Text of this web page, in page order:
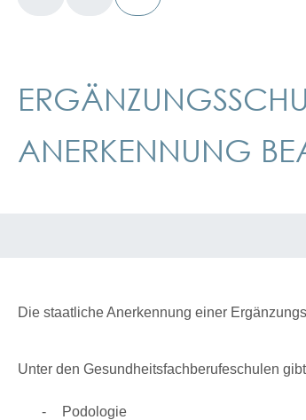
ANERKENNUNG
Die staatliche Anerkennung einer
Unter den Gesundheitsfachberufeschulen
Podologie